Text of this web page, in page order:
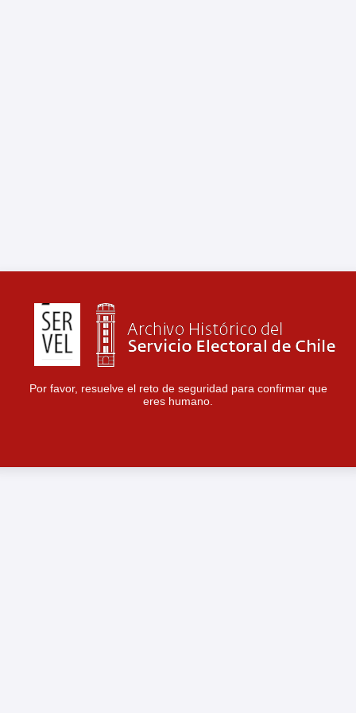
Por favor, resuelve el reto de seguridad para confirmar que
eres humano.